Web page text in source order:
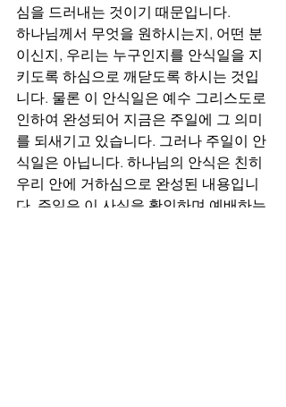
심을 드러내는 것이기 때문입니다.
하나님께서 무엇을 원하시는지, 어떤 분
이신지, 우리는 누구인지를 안식일을 지
키도록 하심으로 깨닫도록 하시는 것입
니다. 물론 이 안식일은 예수 그리스도로
인하여 완성되어 지금은 주일에 그 의미
를 되새기고 있습니다. 그러나 주일이 안
식일은 아닙니다. 하나님의 안식은 친히
우리 안에 거하심으로 완성된 내용입니
다. 주일은 이 사실을 확인하며 예배하는